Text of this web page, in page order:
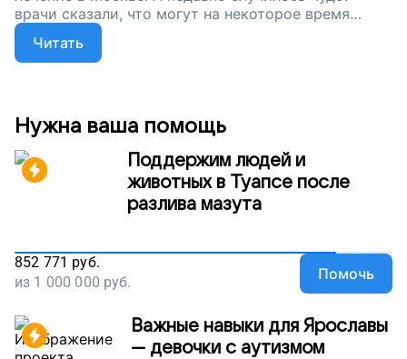
врачи сказали, что могут на некоторое время
отпустить его домой. Друзья, сейчас наш сбор на
билеты для детей, которые противостоят раку,
продолжается. Поможем им оказаться дома.
Читать
Нужна ваша помощь
Поддержим людей и
животных в Туапсе после
разлива мазута
852 771 руб.
из 1 000 000 руб. Помочь
Важные навыки для Ярославы
— девочки с аутизмом